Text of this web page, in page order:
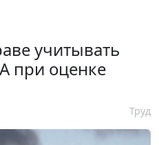
учитывать
при оценке
Труд